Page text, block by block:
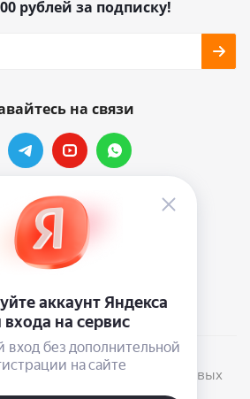
рублей за подписку!
на связи
Наши контакты
info@vinylmarkt.ru
- интернет-магазин виниловых
пластинок